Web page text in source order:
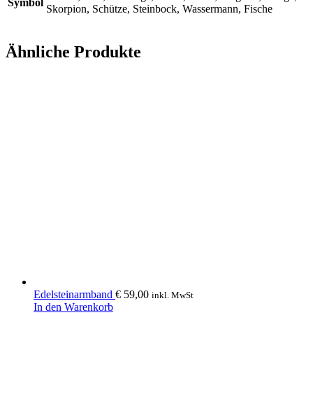
Skorpion, Schütze, Steinbock, Wassermann, Fische
Ähnliche Produkte
Edelsteinarmband € 59,00 inkl. MwSt
In den Warenkorb